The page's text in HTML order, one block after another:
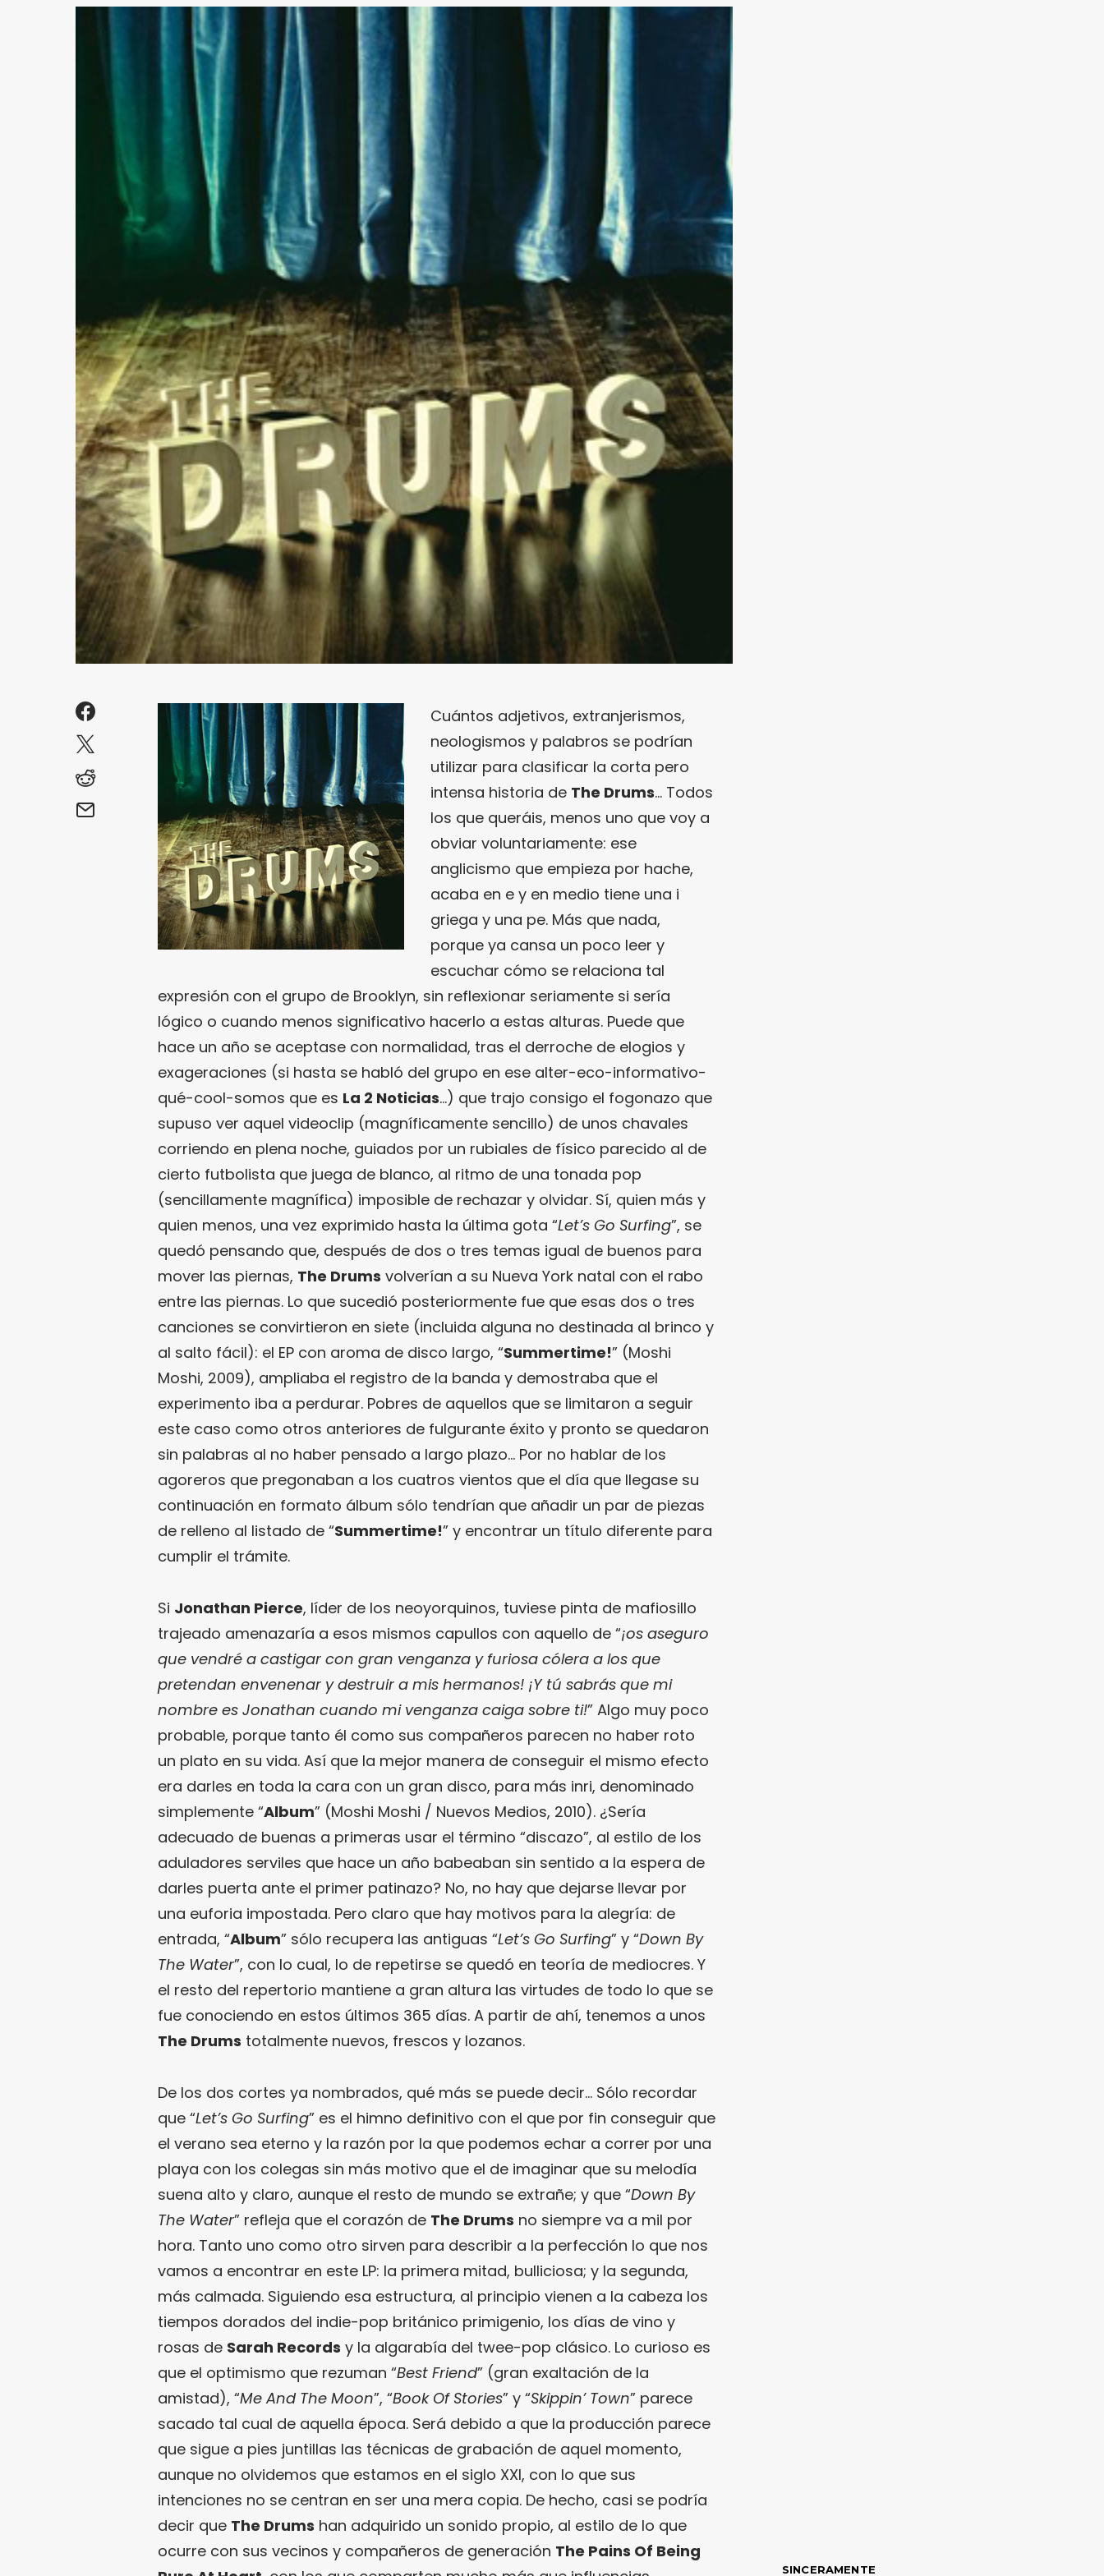
Cuántos adjetivos, extranjerismos,
neologismos y palabros se podrían
utilizar para clasificar la corta pero
intensa historia de The Drums… Todos
los que queráis, menos uno que voy a
obviar voluntariamente: ese
anglicismo que empieza por hache,
acaba en e y en medio tiene una i
griega y una pe. Más que nada,
porque ya cansa un poco leer y
escuchar cómo se relaciona tal
expresión con el grupo de Brooklyn, sin reflexionar seriamente si sería
lógico o cuando menos significativo hacerlo a estas alturas. Puede que
hace un año se aceptase con normalidad, tras el derroche de elogios y
exageraciones (si hasta se habló del grupo en ese alter-eco-informativo-
qué-cool-somos que es La 2 Noticias…) que trajo consigo el fogonazo que
supuso ver aquel videoclip (magníficamente sencillo) de unos chavales
corriendo en plena noche, guiados por un rubiales de físico parecido al de
cierto futbolista que juega de blanco, al ritmo de una tonada pop
(sencillamente magnífica) imposible de rechazar y olvidar. Sí, quien más y
quien menos, una vez exprimido hasta la última gota “Let’s Go Surfing”, se
quedó pensando que, después de dos o tres temas igual de buenos para
mover las piernas, The Drums volverían a su Nueva York natal con el rabo
entre las piernas. Lo que sucedió posteriormente fue que esas dos o tres
canciones se convirtieron en siete (incluida alguna no destinada al brinco y
al salto fácil): el EP con aroma de disco largo, “Summertime!” (Moshi
Moshi, 2009), ampliaba el registro de la banda y demostraba que el
experimento iba a perdurar. Pobres de aquellos que se limitaron a seguir
este caso como otros anteriores de fulgurante éxito y pronto se quedaron
sin palabras al no haber pensado a largo plazo… Por no hablar de los
agoreros que pregonaban a los cuatros vientos que el día que llegase su
continuación en formato álbum sólo tendrían que añadir un par de piezas
de relleno al listado de “Summertime!” y encontrar un título diferente para
cumplir el trámite.
Si Jonathan Pierce, líder de los neoyorquinos, tuviese pinta de mafiosillo
trajeado amenazaría a esos mismos capullos con aquello de “¡os aseguro
que vendré a castigar con gran venganza y furiosa cólera a los que
pretendan envenenar y destruir a mis hermanos! ¡Y tú sabrás que mi
nombre es Jonathan cuando mi venganza caiga sobre ti!” Algo muy poco
probable, porque tanto él como sus compañeros parecen no haber roto
un plato en su vida. Así que la mejor manera de conseguir el mismo efecto
era darles en toda la cara con un gran disco, para más inri, denominado
simplemente “Album” (Moshi Moshi / Nuevos Medios, 2010). ¿Sería
adecuado de buenas a primeras usar el término “discazo”, al estilo de los
aduladores serviles que hace un año babeaban sin sentido a la espera de
darles puerta ante el primer patinazo? No, no hay que dejarse llevar por
una euforia impostada. Pero claro que hay motivos para la alegría: de
entrada, “Album” sólo recupera las antiguas “Let’s Go Surfing” y “Down By
The Water”, con lo cual, lo de repetirse se quedó en teoría de mediocres. Y
el resto del repertorio mantiene a gran altura las virtudes de todo lo que se
fue conociendo en estos últimos 365 días. A partir de ahí, tenemos a unos
The Drums totalmente nuevos, frescos y lozanos.
De los dos cortes ya nombrados, qué más se puede decir… Sólo recordar
que “Let’s Go Surfing” es el himno definitivo con el que por fin conseguir que
el verano sea eterno y la razón por la que podemos echar a correr por una
playa con los colegas sin más motivo que el de imaginar que su melodía
suena alto y claro, aunque el resto de mundo se extrañe; y que “Down By
The Water” refleja que el corazón de The Drums no siempre va a mil por
hora. Tanto uno como otro sirven para describir a la perfección lo que nos
vamos a encontrar en este LP: la primera mitad, bulliciosa; y la segunda,
más calmada. Siguiendo esa estructura, al principio vienen a la cabeza los
tiempos dorados del indie-pop británico primigenio, los días de vino y
rosas de Sarah Records y la algarabía del twee-pop clásico. Lo curioso es
que el optimismo que rezuman “Best Friend” (gran exaltación de la
amistad), “Me And The Moon”, “Book Of Stories” y “Skippin’ Town” parece
sacado tal cual de aquella época. Será debido a que la producción parece
que sigue a pies juntillas las técnicas de grabación de aquel momento,
aunque no olvidemos que estamos en el siglo XXI, con lo que sus
intenciones no se centran en ser una mera copia. De hecho, casi se podría
decir que The Drums han adquirido un sonido propio, al estilo de lo que
ocurre con sus vecinos y compañeros de generación The Pains Of Being
SINCERAMENTE